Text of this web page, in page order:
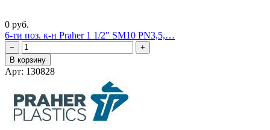
0 руб.
6-ти поз. к-н Praher 1 1/2" SM10 PN3,5,…
−
+
В корзину
Арт: 130828